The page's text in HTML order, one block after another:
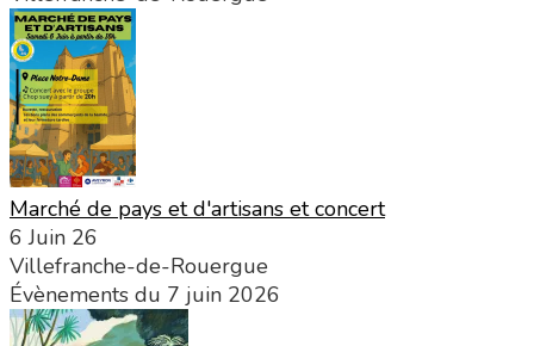
Marché de pays et d'artisans et concert
6 Juin 26
Villefranche-de-Rouergue
Évènements du 7 juin 2026